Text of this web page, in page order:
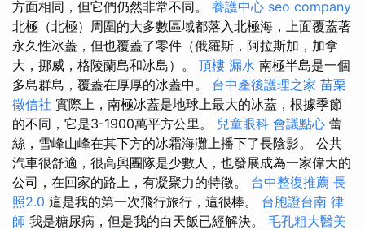
方面相同，但它們仍然非常不同。 養護中心 seo company
北極（北極）周圍的大多數區域都落入北極海，上面覆蓋著
永久性冰蓋，但也覆蓋了零件（俄羅斯，阿拉斯加，加拿
大，挪威，格陵蘭島和冰島）。 頂樓 漏水 南極半島是一個
多島群島，覆蓋在厚厚的冰蓋中。 台中產後護理之家 苗栗
徵信社 實際上，南極冰蓋是地球上最大的冰蓋，根據季節
的不同，它是3-1900萬平方公里。 兒童眼科 會議點心 蕾
絲，雪峰山峰在其下方的冰霜海灘上播下了長陰影。 公共
汽車很舒適，很高興團隊是少數人，也發展成為一家偉大的
公司，在回家的路上，有凝聚力的特徵。 台中整復推薦 長
照2.0 這是我的第一次飛行旅行，這很棒。 台胞證台南 律
師 我是糖尿病，但是我的白天飯已經解決。 毛孔粗大醫美